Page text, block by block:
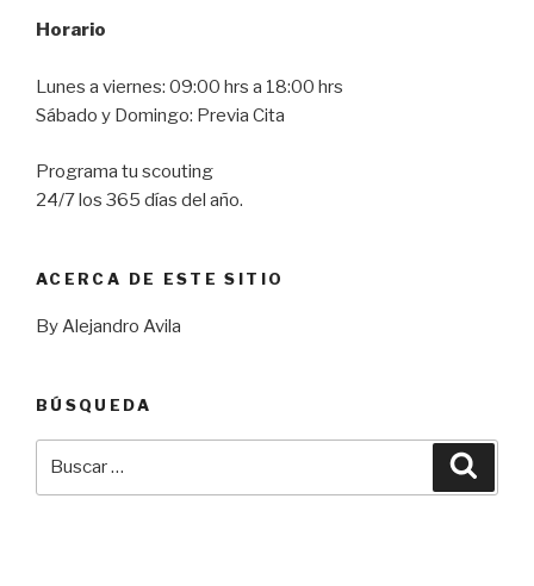
Horario
Lunes a viernes: 09:00 hrs a 18:00 hrs
Sábado y Domingo: Previa Cita
Programa tu scouting
24/7 los 365 días del año.
ACERCA DE ESTE SITIO
By Alejandro Avila
BÚSQUEDA